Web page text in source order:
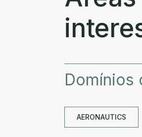
Domínios
AERONAUTICS